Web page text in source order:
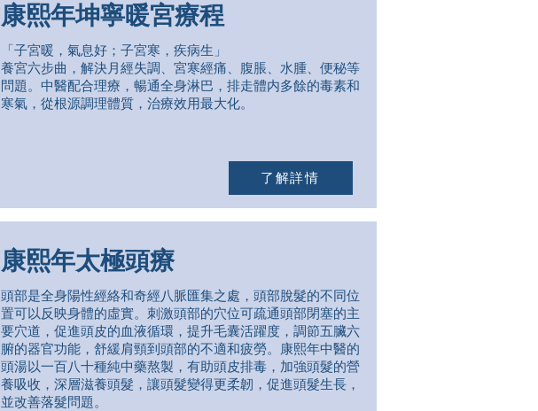
康熙年坤寧暖宮療程
「子宮暖，氣息好；子宮寒，疾病生」
養宮六步曲，解決月經失調、宮寒經痛、腹脹、水腫、便秘等
問題。中醫配合理療，暢通全身淋巴，排走體内多餘的毒素和
寒氣，從根源調理體質，治療效用最大化。
了解詳情
康熙年太極頭療
頭部是全身陽性經絡和奇經八脈匯集之處，頭部脫髮的不同位
置可以反映身體的虛實。刺激頭部的穴位可疏通頭部閉塞的主
要穴道，促進頭皮的血液循環，提升毛囊活躍度，調節五臟六
腑的器官功能，舒緩肩頸到頭部的不適和疲勞。康熙年中醫的
頭湯以一百八十種純中藥熬製，有助頭皮排毒，加強頭髮的營
養吸收，深層滋養頭髮，讓頭髮變得更柔韌，促進頭髮生長，
並改善落髮問題。